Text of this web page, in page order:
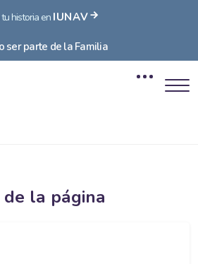
tu historia en IUNAV
ser parte de la Familia
la página